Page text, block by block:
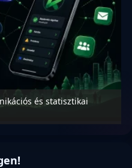
és statisztikai